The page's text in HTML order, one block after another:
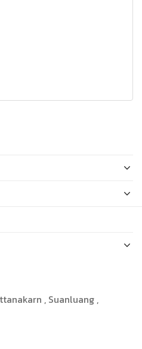
, Suanluang ,